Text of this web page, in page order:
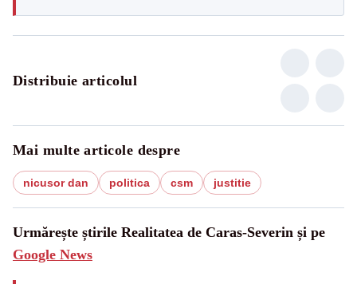
Distribuie articolul
Mai multe articole despre
nicusor dan politica csm justitie
Urmărește știrile Realitatea de Caras-Severin și pe
Google News